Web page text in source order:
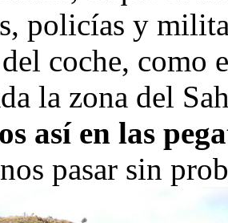
policías y
coche, como
la zona del
así en las
pasar sin